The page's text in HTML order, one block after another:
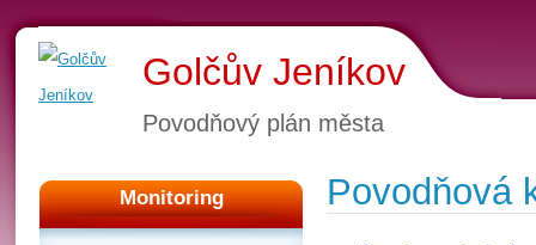
Golčův Jeníkov
Povodňový plán města
Monitoring Povodňová